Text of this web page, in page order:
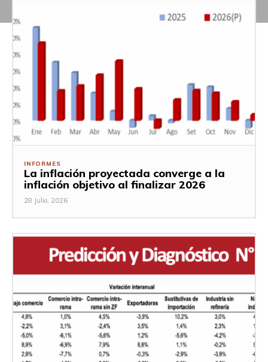
INFORMES
La inflación proyectada converge a la
inflación objetivo al finalizar 2026
28 Julio, 2026